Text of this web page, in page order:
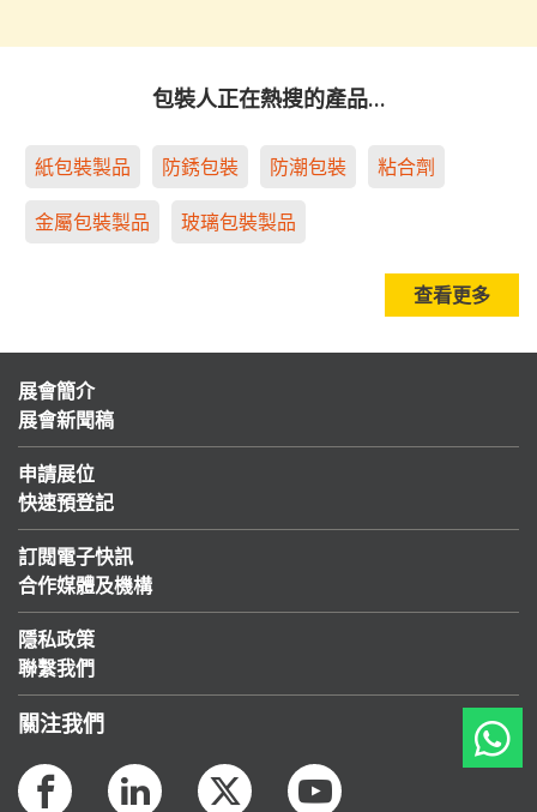
包裝人正在熱搜的產品…
紙包裝製品 防銹包裝 防潮包裝 粘合劑
金屬包裝製品 玻璃包裝製品
查看更多
展會簡介
展會新聞稿
申請展位
快速預登記
訂閱電子快訊
合作媒體及機構
隱私政策
聯繫我們
關注我們